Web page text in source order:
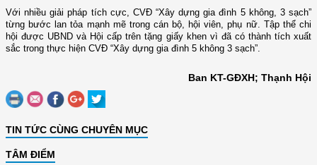
Với nhiều giải pháp tích cực, CVĐ “Xây dựng gia đình 5 không, 3 sạch”
từng bước lan tỏa mạnh mẽ trong cán bộ, hội viên, phụ nữ. Tập thể chi
hội được UBND và Hội cấp trên tặng giấy khen vì đã có thành tích xuất
sắc trong thực hiện CVĐ “Xây dựng gia đình 5 không 3 sạch”.
Ban KT-GĐXH; Thạnh Hội
TIN TỨC CÙNG CHUYÊN MỤC
TÂM ĐIỂM